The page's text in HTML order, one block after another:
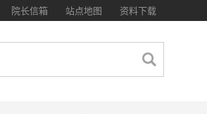
资料下载
站点地图
院长信箱